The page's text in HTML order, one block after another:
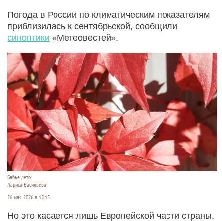
Погода в России по климатическим показателям
приблизилась к сентябрьской, сообщили
синоптики «Метеовестей».
Бабье лето.
Лариса Васильева
26 мая 2026 в 15:15
Но это касается лишь Европейской части страны.